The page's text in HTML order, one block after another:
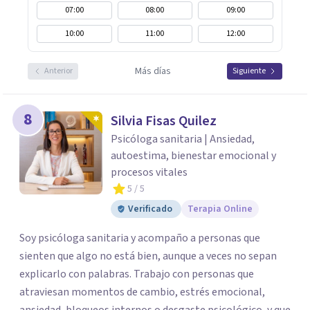
07:00 08:00
09:00
10:00
11:00 12:00
Anterior Más días Siguiente
8 Silvia Fisas Quilez
Psicóloga sanitaria | Ansiedad,
autoestima, bienestar emocional y
procesos vitales
5 / 5
Verificado
Terapia Online
Soy psicóloga sanitaria y acompaño a personas que
sienten que algo no está bien, aunque a veces no sepan
explicarlo con palabras. Trabajo con personas que
atraviesan momentos de cambio, estrés emocional,